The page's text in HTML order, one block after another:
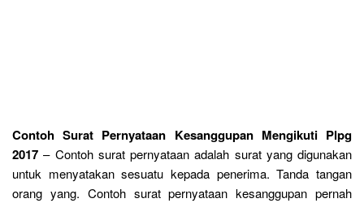
Contoh Surat Pernyataan Kesanggupan Mengikuti Plpg
2017 – Contoh surat pernyataan adalah surat yang digunakan
untuk menyatakan sesuatu kepada penerima. Tanda tangan
orang yang. Contoh surat pernyataan kesanggupan pernah